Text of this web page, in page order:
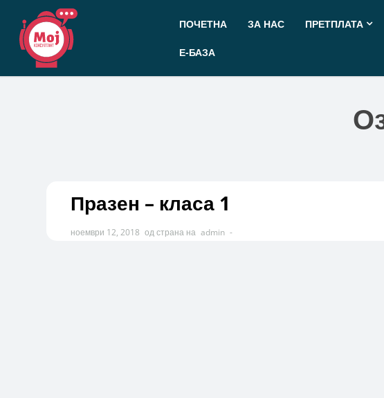
Прескокнете
содржината
ПОЧЕТНА ЗА НАС ПРЕТПЛАТА
Е-БАЗА
Празен – класа 1
ноември 12, 2018 од страна на admin -